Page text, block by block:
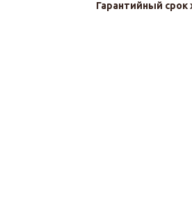
Гарантийный срок